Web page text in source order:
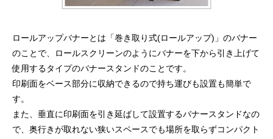
ロールアップバナーとは「巻き取り式(ロールアップ)」のバナー
のことで、ロールスクリーンのようにバナーを下から引き上げて
使用するタイプのバナースタンドのことです。
印刷面をベース部分に収納できるので持ち運びも設置も簡単で
す。
また、垂直に印刷面を引き延ばして設置するバナースタンドなの
で、奥行きが取れない狭いスペースでも場所を取らずコンパクト